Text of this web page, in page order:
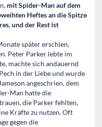
mit Spider-Man auf dem
Heftes an die Spitze
und der Rest ist
später erschien,
Peter Parker lebte im
machte sich andauernd
in der Liebe und wurde
angeschrien, dem
Man hatte die
die Parker fehlten,
Kräfte zu nutzen. Oft
gegen die